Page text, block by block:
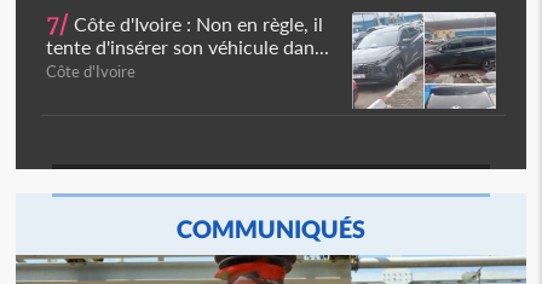
7/ Côte d'Ivoire : Non en règle, il
tente d'insérer son véhicule dan...
Côte d'Ivoire
COMMUNIQUÉS